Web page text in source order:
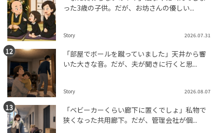
った3歳の子供。だが、お坊さんの優しい...
Story 2026.07.31
「部屋でボールを蹴っていました」天井から響
いた大きな音。だが、夫が聞きに行くと思...
Story 2026.08.07
「ベビーカーくらい廊下に置くでしょ」私物で
狭くなった共用廊下。だが、管理会社が個...